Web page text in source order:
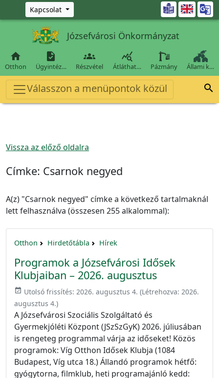
Ugrás a fő tartalomra
Kapcsolat 
Józsefvárosi Önkormányzat

Otthon

Ügyintéz…

Részvétel

Átláthat… Pázmány Állami k…
Válasszon a menüpontok közül 
Vissza az előző oldalra
Címke: Csarnok negyed
A(z) "Csarnok negyed" címke a következő tartalmaknál
lett felhasználva (összesen 255 alkalommal):
Otthon Hirdetőtábla Hírek
Programok a Józsefvárosi Idősek
Klubjaiban – 2026. augusztus
event_available Utolsó frissítés: 2026. augusztus 4. (Létrehozva: 2026.
augusztus 4.)
A Józsefvárosi Szociális Szolgáltató és
Gyermekjóléti Központ (JSzSzGyK) 2026. júliusában
is rengeteg programmal várja az időseket! Közös
programok: Víg Otthon Idősek Klubja (1084
Budapest, Víg utca 18.) Állandó programok hétfő:
gyógytorna, filmklub, heti programajánló kedd: